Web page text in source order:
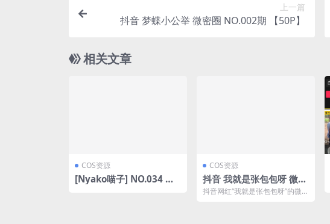
上一篇
抖音 梦蝶小公举 微密圈 NO.002期 【50P】
相关文章
COS资源
[Nyako喵子] NO.034 姐
COS资源
抖音 我就是张包包呀 微密
圈 NO.015期 【42P1V】
抖音网红“我就是张包包呀”的微